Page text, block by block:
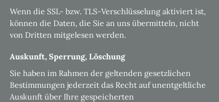
Wenn die SSL- bzw. TLS-Verschlüsselung aktiviert ist,
können die Daten, die Sie an uns übermitteln, nicht
von Dritten mitgelesen werden.
Auskunft, Sperrung, Löschung
Sie haben im Rahmen der geltenden gesetzlichen
Bestimmungen jederzeit das Recht auf unentgeltliche
Auskunft über Ihre gespeicherten